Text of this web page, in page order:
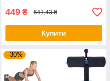
449 ₴ 641,43 ₴
Купити
–30%